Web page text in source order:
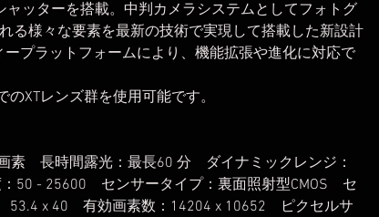
ャッターを搭載。中判カメラシステムとしてフォトグ
る様々な要素を最新の技術で実現して搭載した新設計
ープラットフォームにより、機能拡張や進化に対応で
XTレンズ群を使用可能です。
素 長時間露光：最長60 分 ダイナミックレンジ：
50 - 25600 センサータイプ：裏面照射型CMOS セ
53.4 x 40 有効画素数：14204 x 10652 ピクセルサ